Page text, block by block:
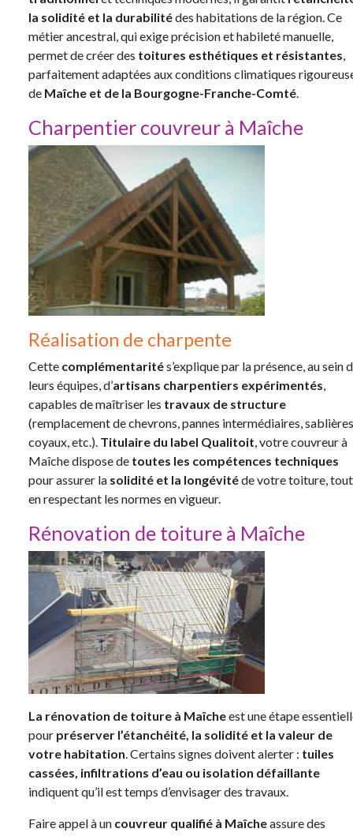
la solidité et la durabilitédes habitations de la région. Ce
métier ancestral, qui exige précision et habileté manuelle,
permet de créer des toitures esthétiques et résistantes,
parfaitement adaptées aux conditions climatiques
de Maîche et de la Bourgogne-Franche-Comté.
Charpentier couvreur à Maîche
Réalisation de charpente
Cette complémentarités’explique par la présence, au sein
leurs équipes, d’artisans charpentiers expérimentés,
capables de maîtriser les travaux de structure
(remplacement de chevrons, pannes intermédiaires,
coyaux, etc.). Titulaire du label Qualitoit, votre couvreur à
Maîche dispose de toutes les compétences techniques
pour assurer la solidité et la longévitéde votre toiture, tout
en respectant les normes en vigueur.
Rénovation de toiture à Maîche
La rénovation de toiture à Maîcheest une étape
pour préserver l’étanchéité, la solidité et la valeur de
votre habitation. Certains signes doivent alerter : tuiles
cassées, infiltrations d’eau ou isolation défaillante
indiquent qu’il est temps d’envisager des travaux.
Faire appel à un couvreur qualifié à Maîcheassure des